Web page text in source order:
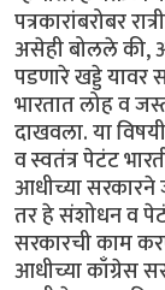
पत्रकारांबरोबर
असेही बोलले की,
पडणारे खड्डे
भारतात लोह व
दाखवला. या
व स्वतंत्र पेटंट
आधीच्या सरकारने
तर हे संशोधन व
सरकारची काम
आधीच्या काँग्रेस